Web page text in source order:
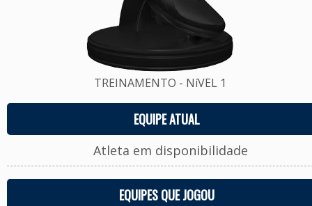
TREINAMENTO - NíVEL 1
EQUIPE ATUAL
Atleta em disponibilidade
EQUIPES QUE JOGOU